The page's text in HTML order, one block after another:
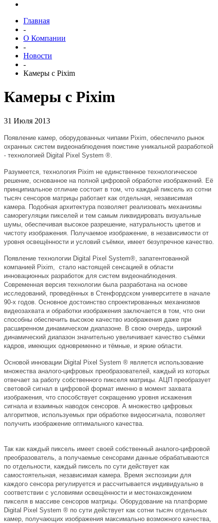
Главная
-
О Компании
-
Новости
-
Камеры с Pixim
Камеры с Pixim
31 Июля 2013
Появление камер, оборудованных чипами Pixim, обеспечило рынок
охранных систем видеонаблюдения поистине уникальной разработкой
- технологией Digital Pixel System ®.
Разумеется, технология Pixim не единственное технологическое
решение, основанное на полной цифровой обработке изображений. Её
принципиальное отличие состоит в том, что каждый пиксель из сотни
тысяч сенсоров матрицы работает как отдельная, независимая
камера. Подобная архитектура позволяет реализовать механизмы
саморегуляции пикселей и тем самым ликвидировать визуальные
шумы, обеспечивая высокое разрешение, натуральность цветов и
чистоту изображения. Получаемое изображение, в независимости от
уровня освещённости и условий съёмки, имеет безупречное качество.
Появление технологии Digital Pixel System®, запатентованной
компанией Pixim, стало настоящей сенсацией в области
инновационных разработок для систем видеонаблюдения.
Современная версия технологии была разработана на основе
исследований, проведённых в Стенфордском университете в начале
90-х годов. Основное достоинство спроектированных механизмов
видеозахвата и обработки изображения заключается в том, что они
способны обеспечить высокое качество изображения даже при
расширенном динамическом диапазоне. В свою очередь, широкий
динамический диапазон значительно увеличивает качество съёмки
кадров, имеющих одновременно и тёмные, и яркие области.
Основой инновации Digital Pixel System ® является использование
множества аналого-цифровых преобразователей, каждый из которых
отвечает за работу собственного пикселя матрицы. АЦП преобразует
световой сигнал в цифровой формат именно в момент захвата
изображения, что способствует сокращению уровня искажения
сигнала и взаимных наводок сенсоров. А множество цифровых
алгоритмов, используемых при обработке видеосигнала, позволяет
получить изображение оптимального качества.
Так как каждый пиксель имеет своей собственный аналого-цифровой
преобразователь, а получаемые сенсорами данные обрабатываются
по отдельности, каждый пиксель по сути действует как
самостоятельная, независимая камера. Время экспозиции для
каждого сенсора регулируется и рассчитывается индивидуально в
соответствии с условиями освещённости и местонахождением
пикселя в массиве сенсоров матрицы. Оборудование на платформе
Digital Pixel System ® по сути действует как сотни тысяч отдельных
камер, получающих изображения максимально возможного качества,